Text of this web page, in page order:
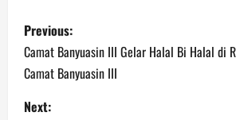
P
o
s
Previous:
Camat Banyuasin III Gelar Halal Bi Halal di
Camat Banyuasin III
Next: